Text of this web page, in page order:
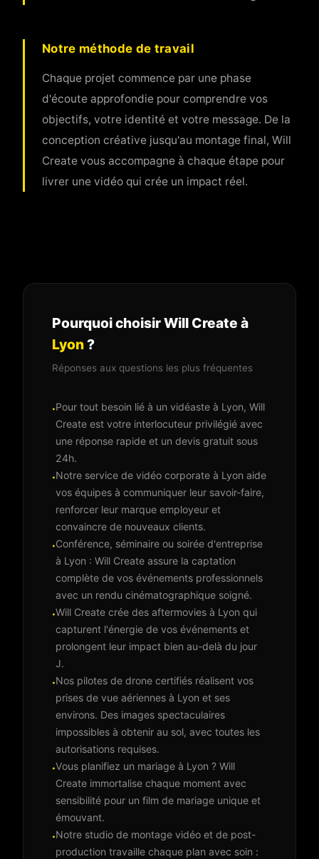
Notre méthode de travail
Chaque projet commence par une phase
d'écoute approfondie pour comprendre vos
objectifs, votre identité et votre message. De la
conception créative jusqu'au montage final, Will
Create vous accompagne à chaque étape pour
livrer une vidéo qui crée un impact réel.
Pourquoi choisir Will Create à
Lyon?
Réponses aux questions les plus fréquentes
·Pour tout besoin lié à un vidéaste à Lyon, Will
Create est votre interlocuteur privilégié avec
une réponse rapide et un devis gratuit sous
24h.
·Notre service de vidéo corporate à Lyon aide
vos équipes à communiquer leur savoir-faire,
renforcer leur marque employeur et
convaincre de nouveaux clients.
·Conférence, séminaire ou soirée d'entreprise
à Lyon : Will Create assure la captation
complète de vos événements professionnels
avec un rendu cinématographique soigné.
·Will Create crée des aftermovies à Lyon qui
capturent l'énergie de vos événements et
prolongent leur impact bien au-delà du jour
J.
·Nos pilotes de drone certifiés réalisent vos
prises de vue aériennes à Lyon et ses
environs. Des images spectaculaires
impossibles à obtenir au sol, avec toutes les
autorisations requises.
·Vous planifiez un mariage à Lyon ? Will
Create immortalise chaque moment avec
sensibilité pour un film de mariage unique et
émouvant.
·Notre studio de montage vidéo et de post-
production travaille chaque plan avec soin :